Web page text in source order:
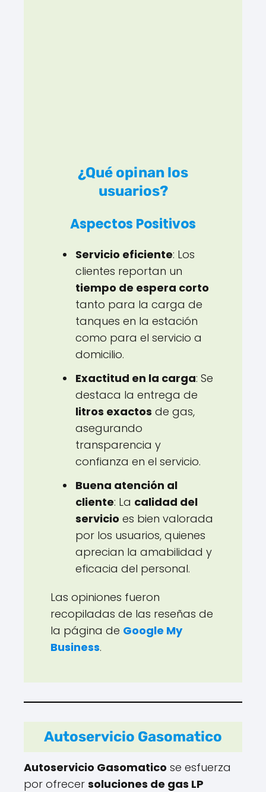
¿Qué opinan los
usuarios?
Aspectos Positivos
Servicio eficiente: Los
clientes reportan un
tiempo de espera corto
tanto para la carga de
tanques en la estación
como para el servicio a
domicilio.
Exactitud en la carga: Se
destaca la entrega de
litros exactos de gas,
asegurando
transparencia y
confianza en el servicio.
Buena atención al
cliente: La calidad del
servicio es bien valorada
por los usuarios, quienes
aprecian la amabilidad y
eficacia del personal.
Las opiniones fueron
recopiladas de las reseñas de
la página de Google My
Business.
Autoservicio Gasomatico
Autoservicio Gasomatico se esfuerza
por ofrecer soluciones de gas LP